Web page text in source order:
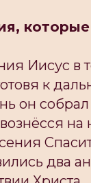
Иисус в
к
он собрал
на
два